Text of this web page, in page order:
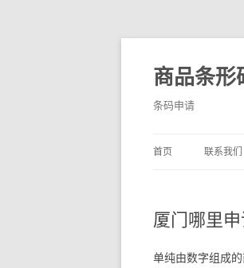
商品条形
条码申请
首页 联系我们
厦门哪里
单纯由数字组成